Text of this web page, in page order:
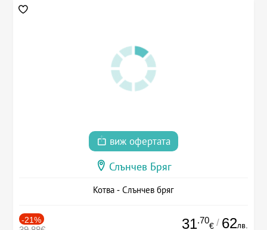
виж офертата
Слънчев Бряг
Котва - Слънчев бряг
-21% 31.70
€ / 62лв.